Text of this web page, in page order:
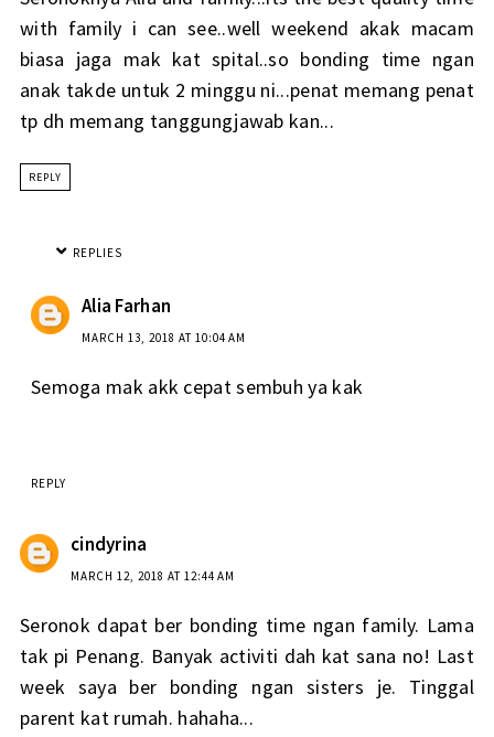
with family i can see..well weekend akak macam
biasa jaga mak kat spital..so bonding time ngan
anak takde untuk 2 minggu ni...penat memang penat
tp dh memang tanggungjawab kan...
REPLY
REPLIES
Alia Farhan
MARCH 13, 2018 AT 10:04 AM
Semoga mak akk cepat sembuh ya kak
REPLY
cindyrina
MARCH 12, 2018 AT 12:44 AM
Seronok dapat ber bonding time ngan family. Lama
tak pi Penang. Banyak activiti dah kat sana no! Last
week saya ber bonding ngan sisters je. Tinggal
parent kat rumah. hahaha...